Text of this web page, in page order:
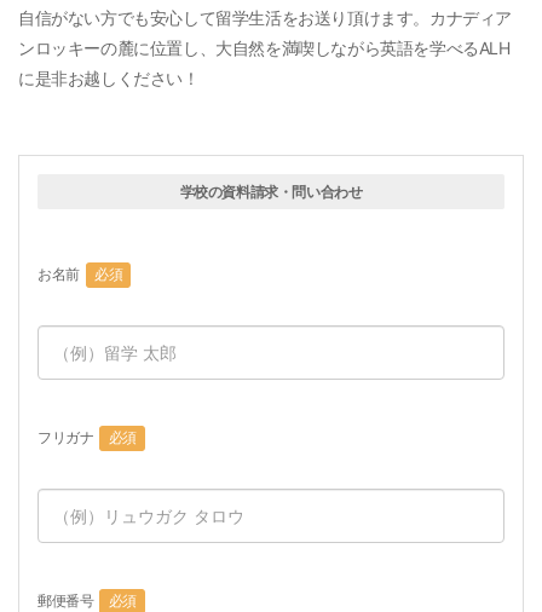
自信がない方でも安心して留学生活をお送り頂けます。カナディア
ンロッキーの麓に位置し、大自然を満喫しながら英語を学べるALH
に是非お越しください！
学校の資料請求・問い合わせ
お名前 必須
フリガナ 必須
郵便番号 必須